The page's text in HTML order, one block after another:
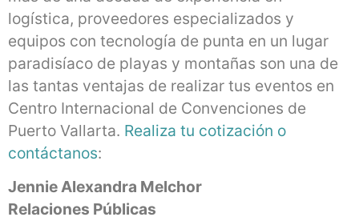
logística, proveedores especializados y
equipos con tecnología de punta en un lugar
paradisíaco de playas y montañas son una de
las tantas ventajas de realizar tus eventos en
Centro Internacional de Convenciones de
Puerto Vallarta. Realiza tu cotización o
contáctanos:
Jennie Alexandra Melchor
Relaciones Públicas